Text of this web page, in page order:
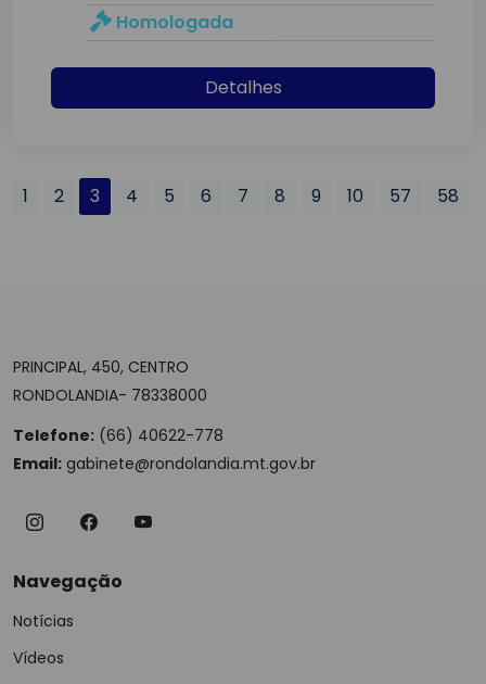
Homologada
Detalhes
1 2 3 4 5 6 7 8 9 10 57 58
PRINCIPAL, 450, CENTRO
RONDOLANDIA- 78338000
Telefone: (66) 40622-778
Email: gabinete@rondolandia.mt.gov.br
Navegação
Notícias
Vídeos